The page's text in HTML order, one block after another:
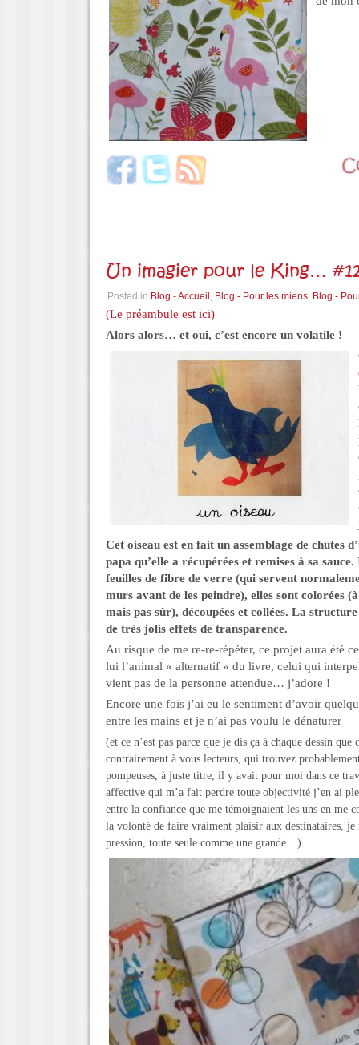
Un imagier pour le King…
Posted in Blog - Accueil , Blog - Pour les miens, Blog -
(Le préambule est ici)
Alors alors… et oui, c’est encore un volatile !
Cet oiseau est en fait un assemblage de chutes
papa qu’elle a récupérées et remises à sa
feuilles de fibre de verre (qui servent
murs avant de les peindre), elles sont colorées
mais pas sûr), découpées et collées. La
de très jolis effets de transparence.
Au risque de me re-re-répéter, ce projet aura été
lui l’animal « alternatif » du livre, celui qui
vient pas de la personne attendue… j’adore !
Encore une fois j’ai eu le sentiment d’avoir
entre les mains et je n’ai pas voulu le dénaturer
(et ce n’est pas parce que je dis ça à chaque dessin que
contrairement à vous lecteurs, qui trouvez
pompeuses, à juste titre, il y avait pour moi dans ce
affective qui m’a fait perdre toute objectivité j’en ai
entre la confiance que me témoignaient les uns en me
la volonté de faire vraiment plaisir aux destinataires, je
pression, toute seule comme une grande…).